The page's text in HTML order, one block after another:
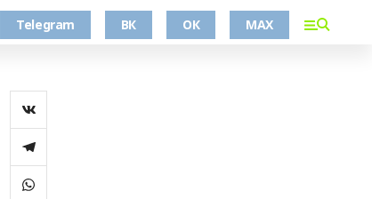
Telegram ВК ОК MAX